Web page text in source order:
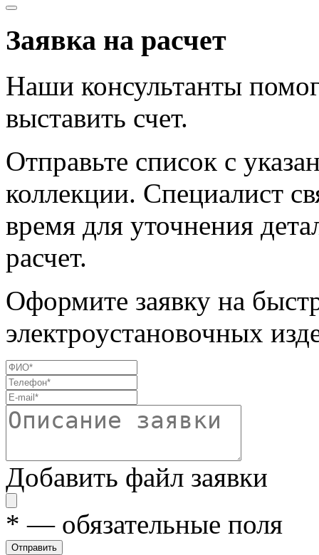
Заявка на расчет
Наши консультанты
выставить счет.
Отправьте список с
коллекции. Специалист
время для уточнения
расчет.
Оформите заявку на
электроустановочных
Добавить файл заявки
* — обязательные поля
Отправить